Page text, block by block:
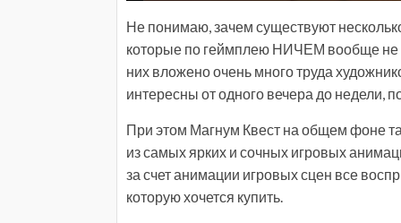
Не понимаю, зачем существуют
которые по геймплею НИЧЕМ вообще не
них вложено очень много труда
интересны от одного вечера до недели,
При этом Магнум Квест на общем фоне
из самых ярких и сочных игровых
за счет анимации игровых сцен все
которую хочется купить.